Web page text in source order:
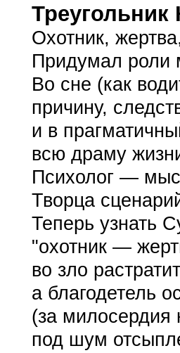
Треугольник
Охотник,
Придумал роли
Во сне (как
причину,
и в
всю драму
Психолог —
Творца
Теперь узнать
"охотник —
во зло
а благодетель
(за милосердия
под шум